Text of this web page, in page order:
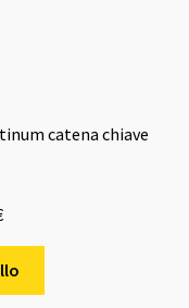
catena chiave
Il
prezzo
attuale
è: